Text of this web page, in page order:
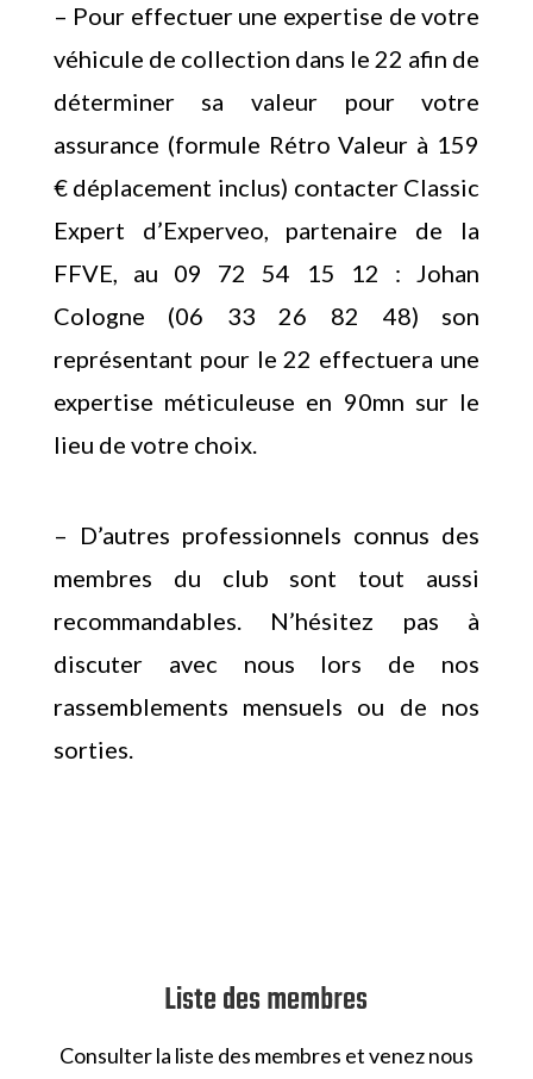
– Pour effectuer une expertise de votre
véhicule de collection dans le 22 afin de
déterminer sa valeur pour votre
assurance (formule Rétro Valeur à 159
€ déplacement inclus) contacter Classic
Expert d’Experveo, partenaire de la
FFVE, au 09 72 54 15 12 : Johan
Cologne (06 33 26 82 48) son
représentant pour le 22 effectuera une
expertise méticuleuse en 90mn sur le
lieu de votre choix.
– D’autres professionnels connus des
membres du club sont tout aussi
recommandables. N’hésitez pas à
discuter avec nous lors de nos
rassemblements mensuels ou de nos
sorties.
Liste des membres
Consulter la liste des membres et venez nous